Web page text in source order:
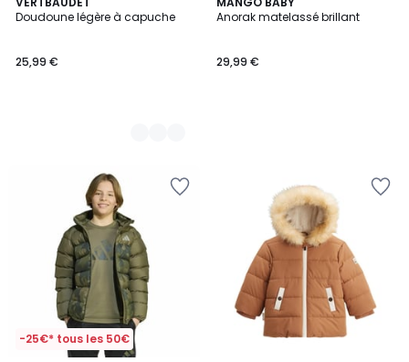
Doudoune légère à capuche
25,99 €
5
Couleurs
Anorak matelassé brillant
29,99 €
-25€* tous les 50€